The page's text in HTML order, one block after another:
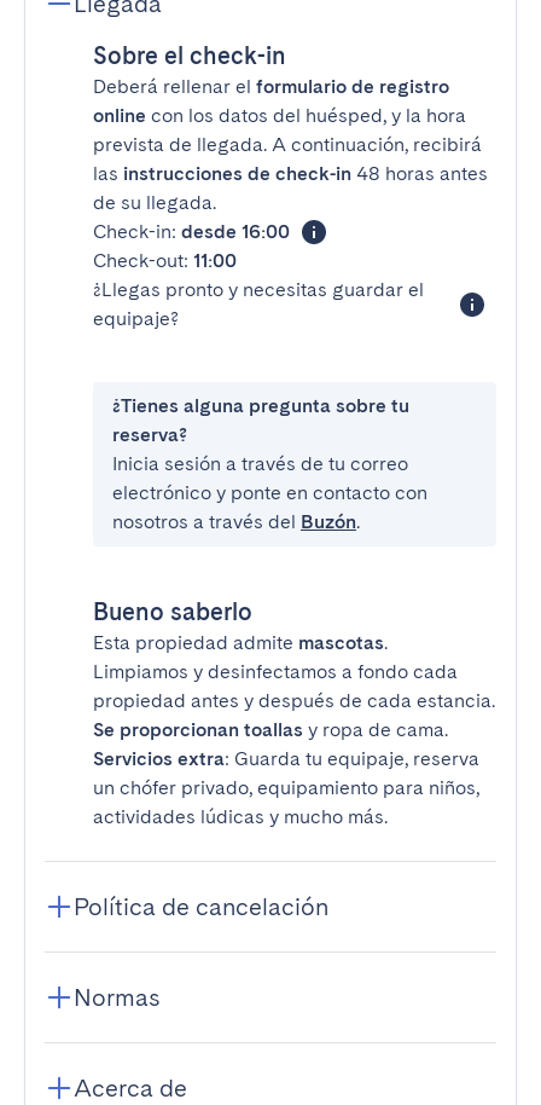
Sobre el check-in
Deberá rellenar el formulario de registro
online con los datos del huésped, y la hora
prevista de llegada. A continuación, recibirá
las instrucciones de check-in 48 horas antes
de su llegada.
Check-in: desde 16:00
Check-out: 11:00
¿Llegas pronto y necesitas guardar el
equipaje?
¿Tienes alguna pregunta sobre tu
reserva?
Inicia sesión a través de tu correo
electrónico y ponte en contacto con
nosotros a través del Buzón.
Bueno saberlo
Esta propiedad admite mascotas.
Limpiamos y desinfectamos a fondo cada
propiedad antes y después de cada estancia.
Se proporcionan toallas y ropa de cama.
Servicios extra: Guarda tu equipaje, reserva
un chófer privado, equipamiento para niños,
actividades lúdicas y mucho más.
Política de cancelación
Normas
Acerca de